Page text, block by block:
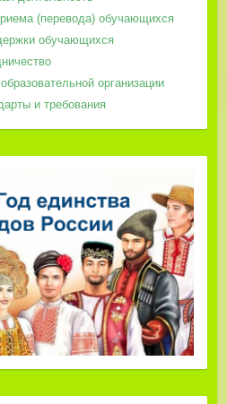
(перевода) обучающихся
обучающихся
организации
и требования